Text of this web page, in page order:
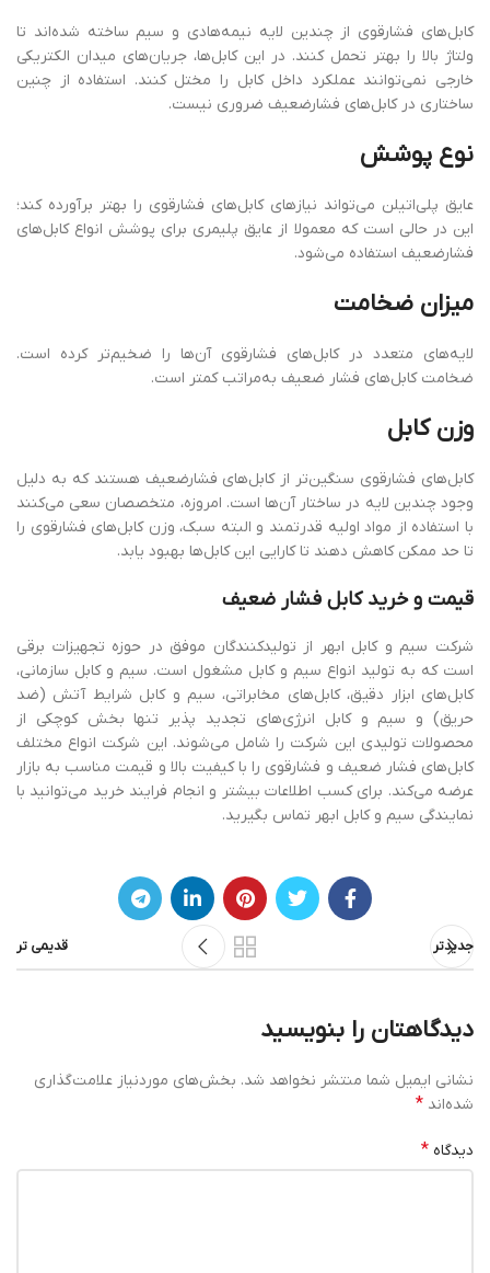
کابل‌های فشارقوی از چندین لایه نیمه‌هادی و سیم ساخته شده‌اند تا
ولتاژ بالا را بهتر تحمل کنند. در این کابل‌ها، جریان‌های میدان الکتریکی
خارجی نمی‌توانند عملکرد داخل کابل را مختل کنند. استفاده از چنین
ساختاری در کابل‌های فشارضعیف ضروری نیست.
نوع پوشش
عایق پلی‌اتیلن می‌تواند نیازهای کابل‌های فشارقوی را بهتر برآورده کند؛
این در حالی است که معمولا از عایق پلیمری برای پوشش انواع کابل‌های
فشارضعیف استفاده می‌شود.
میزان ضخامت
لایه‌های متعدد در کابل‌های فشارقوی آن‌ها را ضخیم‌تر کرده است.
ضخامت کابل‌های فشار ضعیف به‌مراتب کمتر است.
وزن کابل
کابل‌های فشارقوی‌ سنگین‌تر از کابل‌های فشارضعیف هستند که به دلیل
وجود چندین لایه در ساختار آن‌ها است. امروزه، متخصصان سعی می‌کنند
با استفاده از مواد اولیه قدرتمند و البته سبک، وزن کابل‌های فشارقوی را
تا حد ممکن کاهش دهند تا کارایی این کابل‌ها بهبود یابد.
قیمت و خرید کابل فشار ضعیف
شرکت سیم و کابل ابهر از تولیدکنندگان موفق در حوزه تجهیزات برقی
است که به تولید انواع سیم و کابل مشغول است. سیم و کابل سازمانی،
کابل‌های ابزار دقیق، کابل‌های مخابراتی، سیم و کابل شرایط آتش (ضد
حریق) و سیم و کابل انرژی‌های تجدید پذیر تنها بخش کوچکی از
محصولات تولیدی این شرکت را شامل می‌شوند. این شرکت انواع مختلف
کابل‌های فشار ضعیف و فشارقوی را با کیفیت بالا و قیمت مناسب به بازار
عرضه می‌کند. برای کسب اطلاعات بیشتر و انجام فرایند خرید می‌توانید با
نمایندگی سیم و کابل ابهر تماس بگیرید.
جدیدتر قدیمی تر
دیدگاهتان را بنویسید
نشانی ایمیل شما منتشر نخواهد شد. بخش‌های موردنیاز علامت‌گذاری
شده‌اند *
دیدگاه *